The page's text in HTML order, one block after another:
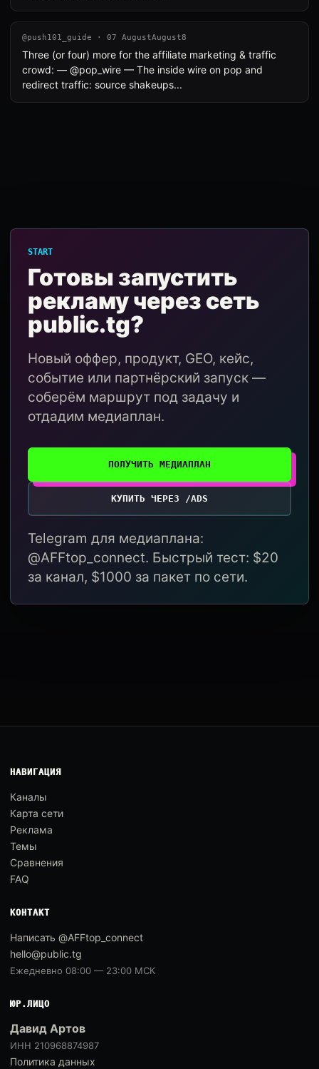
@push101_guide · 07 AugustAugust8
Three (or four) more for the affiliate marketing & traffic
crowd: — @pop_wire — The inside wire on pop and
redirect traffic: source shakeups...
START
Готовы запустить
рекламу через сеть
public.tg?
Новый оффер, продукт, GEO, кейс,
событие или партнёрский запуск —
соберём маршрут под задачу и
отдадим медиаплан.
ПОЛУЧИТЬ МЕДИАПЛАН
КУПИТЬ ЧЕРЕЗ /ADS
Telegram для медиаплана:
@AFFtop_connect. Быстрый тест: $20
за канал, $1000 за пакет по сети.
НАВИГАЦИЯ
Каналы
Карта сети
Реклама
Темы
Сравнения
FAQ
КОНТАКТ
Написать @AFFtop_connect
hello@public.tg
Ежедневно 08:00 — 23:00 МСК
ЮР.ЛИЦО
Давид Артов
ИНН 210968874987
Политика данных